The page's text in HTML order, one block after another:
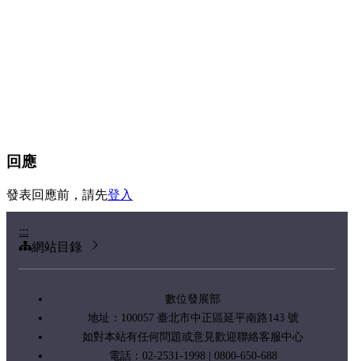
回應
發表回應前，請先登入
:::
網站目錄
數位發展部
地址：100057 臺北市中正區延平南路143 號
如對本站有任何問題或意見歡迎聯絡客服中心
電話：02-2531-1998 | 0800-650-688